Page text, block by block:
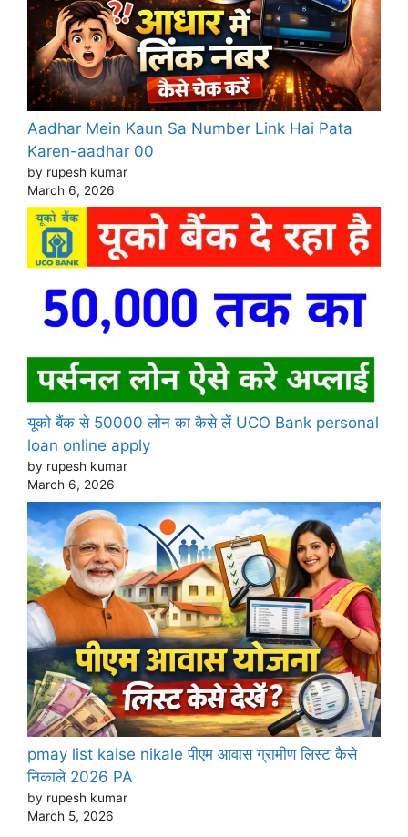
Aadhar Mein Kaun Sa Number Link Hai Pata
Karen-aadhar 00
by rupesh kumar
March 6, 2026
यूको बैंक से 50000 लोन का कैसे लें UCO Bank personal
loan online apply
by rupesh kumar
March 6, 2026
pmay list kaise nikale पीएम आवास ग्रामीण लिस्ट कैसे
निकाले 2026 PA
by rupesh kumar
March 5, 2026